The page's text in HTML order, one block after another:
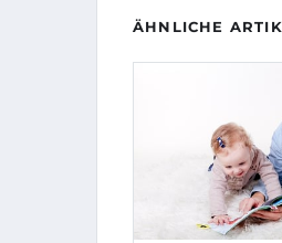
ÄHNLICHE